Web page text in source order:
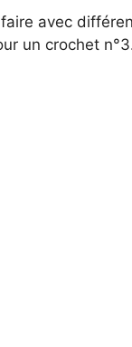
avec
un crochet